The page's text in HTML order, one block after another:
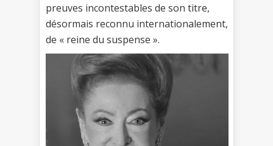
preuves incontestables de son titre,
désormais reconnu internationalement,
de « reine du suspense ».